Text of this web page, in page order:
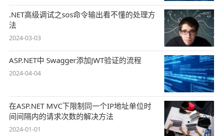
.NET高级调试之sos命令输出看不懂的处理方
法
2024-03-03
ASP.NET中 Swagger添加JWT验证的流程
2024-04-04
在ASP.NET MVC下限制同一个IP地址单位时
间间隔内的请求次数的解决方法
2024-01-01